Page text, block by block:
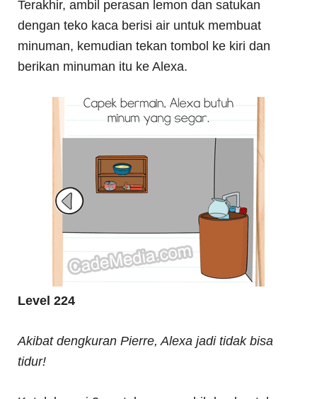
Terakhir, ambil perasan lemon dan satukan
dengan teko kaca berisi air untuk membuat
minuman, kemudian tekan tombol ke kiri dan
berikan minuman itu ke Alexa.
Level 224
Akibat dengkuran Pierre, Alexa jadi tidak bisa
tidur!